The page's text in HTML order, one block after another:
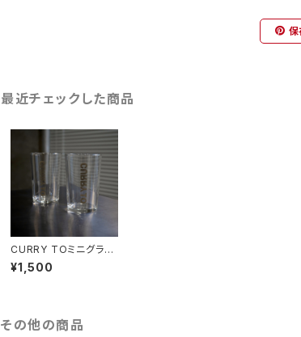
保
最近チェックした商品
CURRY TOミニグラス
(2pcs)
¥1,500
その他の商品